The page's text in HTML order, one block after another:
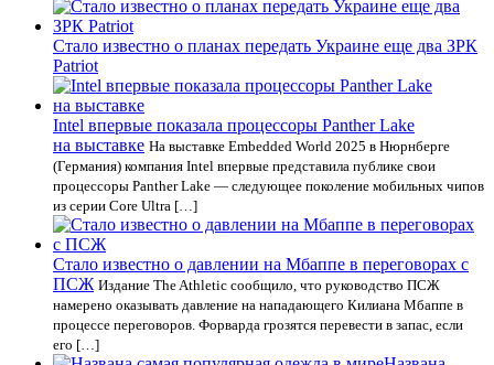
Стало известно о планах передать Украине еще два ЗРК
Patriot
Intel впервые показала процессоры Panther Lake
на выставке На выставке Embedded World 2025 в Нюрнберге
(Германия) компания Intel впервые представила публике свои
процессоры Panther Lake — следующее поколение мобильных чипов
из серии Core Ultra […]
Стало известно о давлении на Мбаппе в переговорах с
ПСЖ Издание The Athletic сообщило, что руководство ПСЖ
намерено оказывать давление на нападающего Килиана Мбаппе в
процессе переговоров. Форварда грозятся перевести в запас, если
его […]